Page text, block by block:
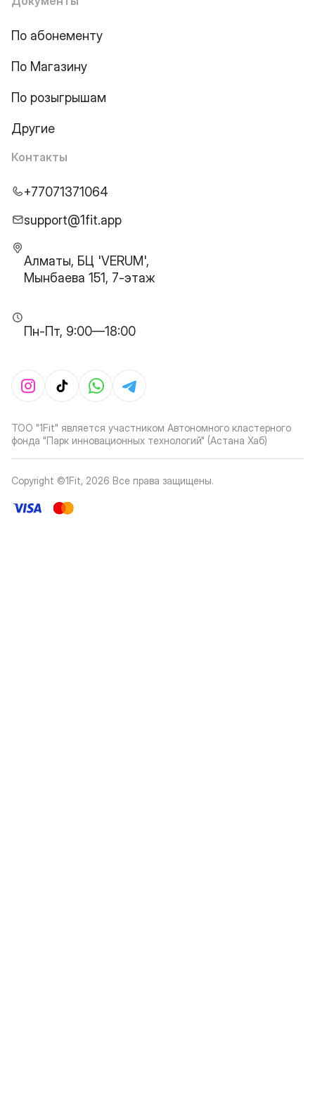
По абонементу
По Магазину
По розыгрышам
Другие
Контакты
+77071371064
support@1fit.app
Алматы, БЦ 'VERUM',
Мынбаева 151, 7-этаж
Пн-Пт, 9:00—18:00
ТОО "1Fit" является участником Автономного кластерного
фонда "Парк инновационных технологий" (Астана Хаб)
Copyright ©1Fit, 2026 Все права защищены.